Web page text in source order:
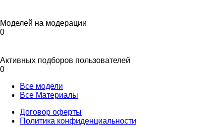
Моделей на модерации
0
Активных подборов пользователей
0
Все модели
Все Материалы
Договор оферты
Политика конфиденциальности